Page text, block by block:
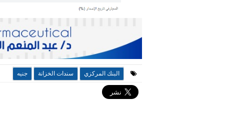
البنك المركزي سندات الخزانة جنيه